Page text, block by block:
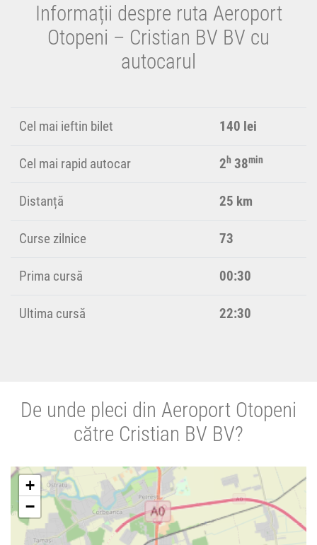
Informații despre ruta Aeroport
Otopeni – Cristian BV BV cu
autocarul
Cel mai ieftin bilet 140 lei
Cel mai rapid autocar 2h 38min
Distanță 25 km
Curse zilnice 73
Prima cursă 00:30
Ultima cursă 22:30
De unde pleci din Aeroport Otopeni
către Cristian BV BV?
+
−